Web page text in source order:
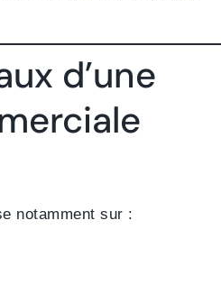
d’une
notamment sur :